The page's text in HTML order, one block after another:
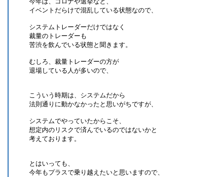
イベントだらけで混乱している状態なので、
システムトレーダーだけではなく
裁量のトレーダーも
苦渋を飲んでいる状態と聞きます。
むしろ、裁量トレーダーの方が
退場している人が多いので、
こういう時期は、システムだから
法則通りに動かなかったと思いがちですが、
システムでやっていたからこそ、
想定内のリスクで済んでいるのではないかと
考えております。
とはいっても、
今年もプラスで乗り越えたいと思いますので、